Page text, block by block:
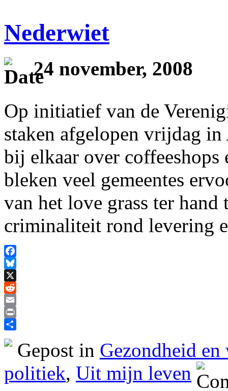
Nederwiet
24 november, 2008
Op initiatief van de
staken afgelopen vrijdag
bij elkaar over coffeeshops
bleken veel gemeentes
van het love grass ter hand
criminaliteit rond levering
Facebook
Bluesky
X
Reddit
Email
Print
Gepost in Gezondheid
politiek, Uit mijn leven